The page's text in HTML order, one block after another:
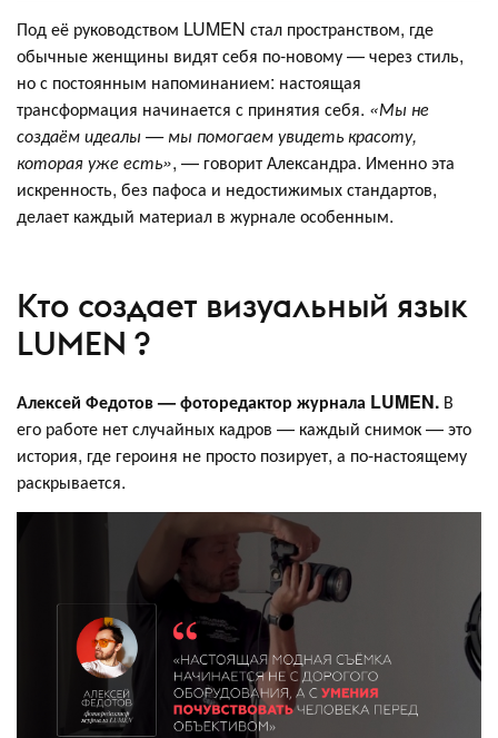
Под её руководством LUMEN стал пространством, где
обычные женщины видят себя по-новому — через стиль,
но с постоянным напоминанием: настоящая
трансформация начинается с принятия себя. «Мы не
создаём идеалы — мы помогаем увидеть красоту,
которая уже есть», — говорит Александра. Именно эта
искренность, без пафоса и недостижимых стандартов,
делает каждый материал в журнале особенным.
Кто создает визуальный язык
LUMEN ?
Алексей Федотов — фоторедактор журнала LUMEN. В
его работе нет случайных кадров — каждый снимок — это
история, где героиня не просто позирует, а по-настоящему
раскрывается.